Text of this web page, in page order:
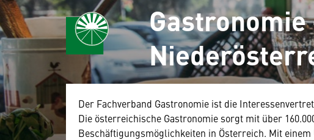
Der Fachverband Gastronomie ist die
Die österreichische Gastronomie sorgt mit über
Beschäftigungsmöglichkeiten in Österreich. Mit